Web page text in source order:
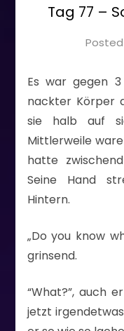
Tag 77 –
Es war gegen
nackter Körper
sie halb auf
Mittlerweile
hatte
Seine Hand
Hintern.
„Do you know
grinsend.
“What?”, auch
jetzt